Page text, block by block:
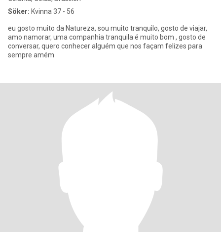
Söker: Kvinna 37 - 56
eu gosto muito da Natureza, sou muito tranquilo, gosto de viajar,
amo namorar, uma companhia tranquila é muito bom , gosto de
conversar, quero conhecer alguém que nos façam felizes para
sempre amém